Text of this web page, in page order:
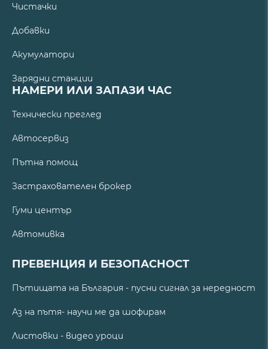
Чистачки
Добавки
Акумулатори
Зарядни станции
НАМЕРИ ИЛИ ЗАПАЗИ ЧАС
Технически преглед
Автосервиз
Пътна помощ
Застрахователен брокер
Гуми център
Автомивка
ПРЕВЕНЦИЯ И БЕЗОПАСНОСТ
Пътищата на България - пусни сигнал за нередност
Аз на пътя- научи ме да шофирам
Листовки - видео уроци